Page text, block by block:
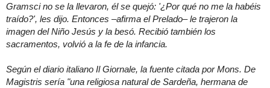
Gramsci no se la llevaron, él se quejó: '¿Por qué no me la habéis
traído?', les dijo. Entonces –afirma el Prelado– le trajeron la
imagen del Niño Jesús y la besó. Recibió también los
sacramentos, volvió a la fe de la infancia.
Según el diario italiano Il Giornale, la fuente citada por Mons. De
Magistris sería "una religiosa natural de Sardeña, hermana de